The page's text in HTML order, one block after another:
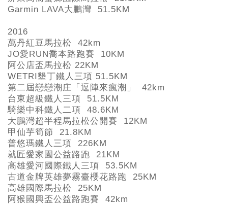
Garmin LAVA大鵬灣 51.5KM
2016
萬丹紅豆馬拉松 42km
JO愛RUN喬本路跑賽 10KM
阿公店盃馬拉松 22KM
WETRI 墾丁鐵人三項 51.5KM
第二屆戀戀潮庄「逗陣來瘋潮」 42km
台東超級鐵人三項 51.5KM
騎樂中科鐵人二項 48.6KM
大鵬灣超半程馬拉松公開賽 12KM
甲仙芋筍節 21.8KM
普悠瑪鐵人三項 226KM
就匠愛家園公益路跑 21KM
高雄愛河國際鐵人三項 53.5KM
古道金牌英雄夢霧臺櫻花路跑 25KM
高雄國際馬拉松 25KM
阿猴國興盃公益路跑賽 42km